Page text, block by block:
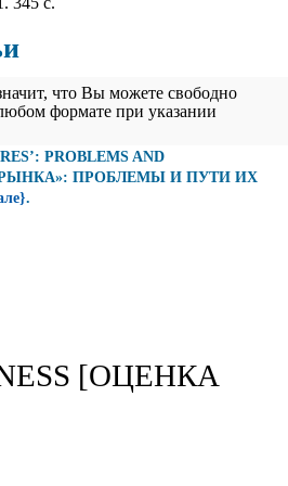
что Вы можете свободно
формате при указании
PROBLEMS AND
РЫНКА»: ПРОБЛЕМЫ И ПУТИ ИХ
.
[ОЦЕНКА